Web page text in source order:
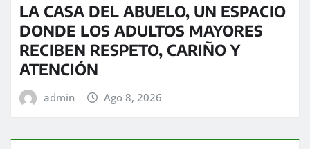
LA CASA DEL ABUELO, UN ESPACIO
DONDE LOS ADULTOS MAYORES
RECIBEN RESPETO, CARIÑO Y
ATENCIÓN
admin Ago 8, 2026